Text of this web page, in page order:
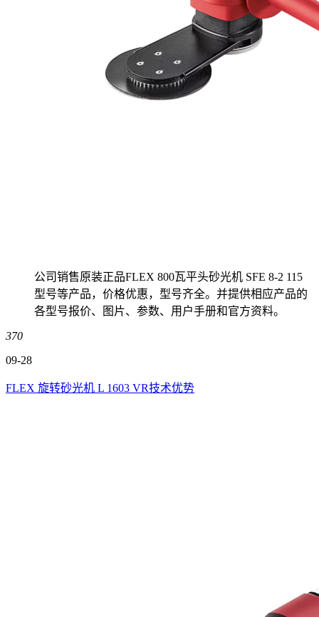
公司销售原装正品FLEX 800瓦平头砂光机 SFE 8-2 115
型号等产品，价格优惠，型号齐全。并提供相应产品的
各型号报价、图片、参数、用户手册和官方资料。
370
09-28
FLEX 旋转砂光机 L 1603 VR技术优势